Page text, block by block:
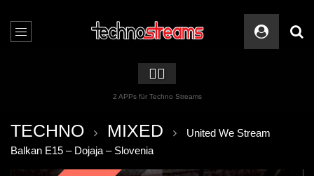
🏳️‍🌈
2 APPs für Techno Streams
TECHNO MIXED
United We Stream
Balkan E15 – Dojaja – Slovenia